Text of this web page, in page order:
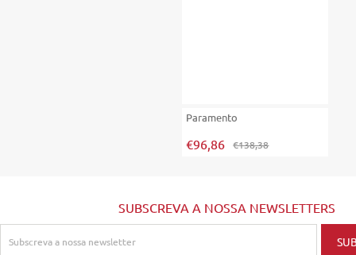
Paramento
€96,86 €138,38
SUBSCREVA A NOSSA NEWSLETTERS